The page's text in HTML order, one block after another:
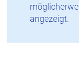
angezeigt.